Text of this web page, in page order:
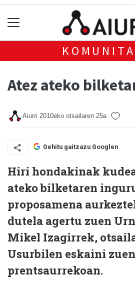
Atez ateko
Aiurri 2010eko otsailaren 25a
Gehitu gaitzazu Googlen
Hiri hondakinak
ateko bilketaren
proposamena
dutela agertu zuen
Mikel Izagirrek,
Usurbilen eskaini zuen
prentsaurrekoan.